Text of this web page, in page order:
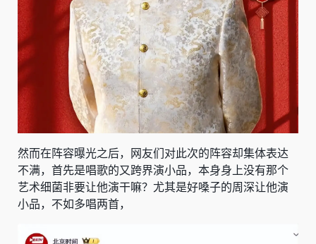
然而在阵容曝光之后，网友们对此次的阵容却集体表达
不满，首先是唱歌的又跨界演小品，本身身上没有那个
艺术细菌非要让他演干嘛？尤其是好嗓子的周深让他演
小品，不如多唱两首，